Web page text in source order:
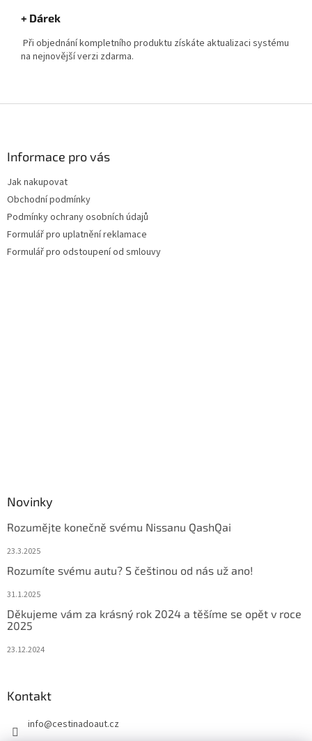
+ Dárek
Při objednání kompletního produktu získáte aktualizaci systému
na nejnovější verzi zdarma.
Informace pro vás
Jak nakupovat
Obchodní podmínky
Podmínky ochrany osobních údajů
Formulář pro uplatnění reklamace
Formulář pro odstoupení od smlouvy
Novinky
Rozumějte konečně svému Nissanu QashQai
23.3.2025
Rozumíte svému autu? S češtinou od nás už ano!
31.1.2025
Děkujeme vám za krásný rok 2024 a těšíme se opět v roce
2025
23.12.2024
Kontakt
info@cestinadoaut.cz